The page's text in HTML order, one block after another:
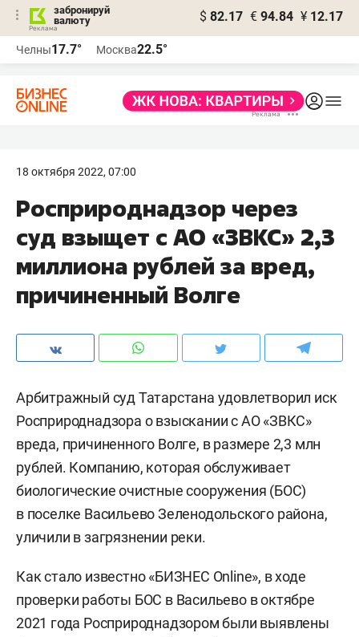
забронируй
валюту
$ 82.17 € 94.84 ¥ 12.17
Челны17.7° Москва22.5°
18 октября 2022, 07:00
Росприроднадзор через
суд взыщет с АО «ЗВКС» 2,3
миллиона рублей за вред,
причиненный Волге
Арбитражный суд Татарстана удовлетворил иск
Росприроднадзора о взыскании с АО «ЗВКС»
вреда, причиненного Волге, в размере 2,3 млн
рублей. Компанию, которая обслуживает
биологические очистные сооружения (БОС)
в поселке Васильево Зеленодольского района,
уличили в загрязнении реки.
Как стало известно «БИЗНЕС Online», в ходе
проверки работы БОС в Васильево в октябре
2021 года Росприроднадзором были выявлены